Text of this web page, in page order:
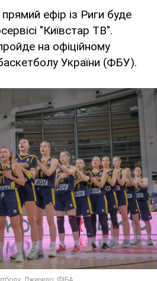
ефір із Риги буде
"Київстар ТВ".
на офіційному
України (ФБУ).